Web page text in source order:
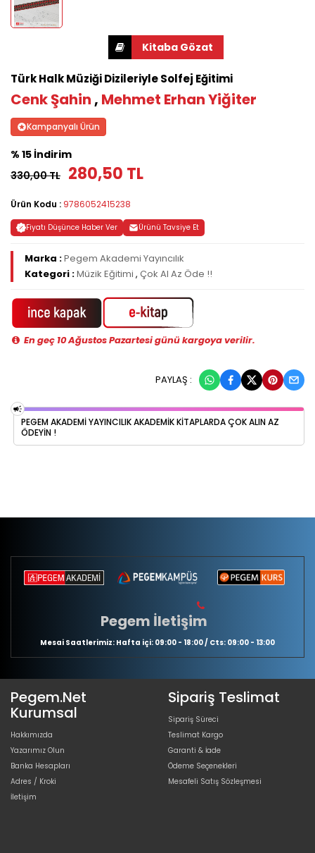
Türk Halk Müziği Dizileriyle Solfej Eğitimi
Cenk Şahin , Mehmet Erhan Yiğiter
Kampanyalı Ürün
% 15 İndirim
330,00 TL 280,50 TL
Ürün Kodu : 9786052415238
Fiyatı Düşünce Haber Ver Ürünü Tavsiye Et
Marka :Pegem Akademi Yayıncılık
Kategori :Müzik Eğitimi , Çok Al Az Öde !!
En geç 10 Ağustos Pazartesi günü kargoya verilir.
PAYLAŞ :
PEGEM AKADEMI YAYINCILIK AKADEMIK KITAPLARDA ÇOK ALIN AZ
ÖDEYIN !
Pegem İletişim
Mesai Saatlerimiz: Hafta içi: 09:00 - 18:00 / Cts: 09:00 - 13:00
Pegem.Net
Kurumsal
Hakkımızda
Yazarımız Olun
Banka Hesapları
Adres / Kroki
İletişim
Sipariş Teslimat
Sipariş Süreci
Teslimat Kargo
Garanti & İade
Ödeme Seçenekleri
Mesafeli Satış Sözleşmesi